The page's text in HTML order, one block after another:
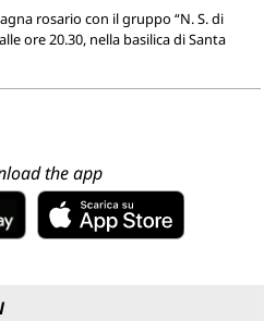
rosario con il gruppo “N. S. di
ore 20.30, nella basilica di Santa
the app